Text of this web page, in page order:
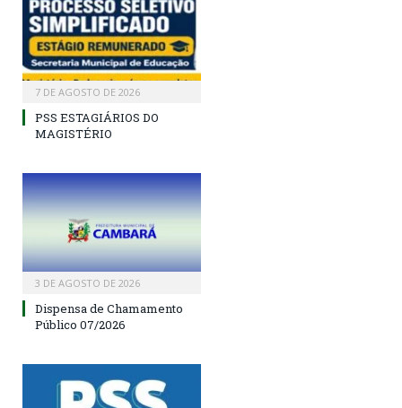
7 DE AGOSTO DE 2026
PSS ESTAGIÁRIOS DO
MAGISTÉRIO
3 DE AGOSTO DE 2026
Dispensa de Chamamento
Público 07/2026